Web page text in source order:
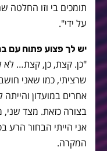
תומכים בי וזו
על ידי".
יש לך פצוע פתוח עם
"כן. קצת, כן, קצת… לא
שרציתי, כמו שאני
אחרים במועדון והייתה
בצורה כזאת. מצד
אני הייתי הבחור הרע
המקרה.